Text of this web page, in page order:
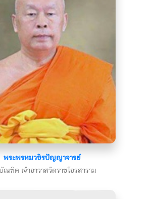
พระพรหมวชิรปัญญาจารย์
ณฑิต เจ้าอาวาสวัดราชโอรสาราม